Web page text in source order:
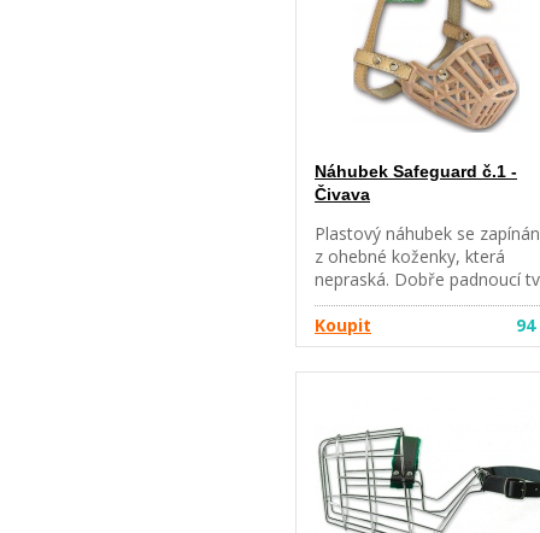
Náhubek Safeguard č.1 -
Čivava
Plastový náhubek se
z ohebné koženky, která
nepraská. Dobře padnoucí
Uvedené plemeno slouží
pro orientaci ve velikostech,
náhubky doporučujeme
vyzkoušet.
Koupit 94